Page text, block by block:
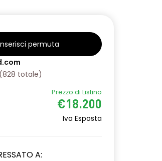
permuta
(828 totale)
Prezzo di Listino
€18.200
Iva Esposta
A: